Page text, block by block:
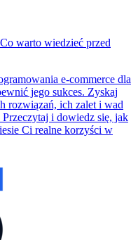
warto wiedzieć przed
e-commerce dla
jego sukces. Zyskaj
rozwiązań, ich zalet i wad
i dowiedz się, jak
Ci realne korzyści w